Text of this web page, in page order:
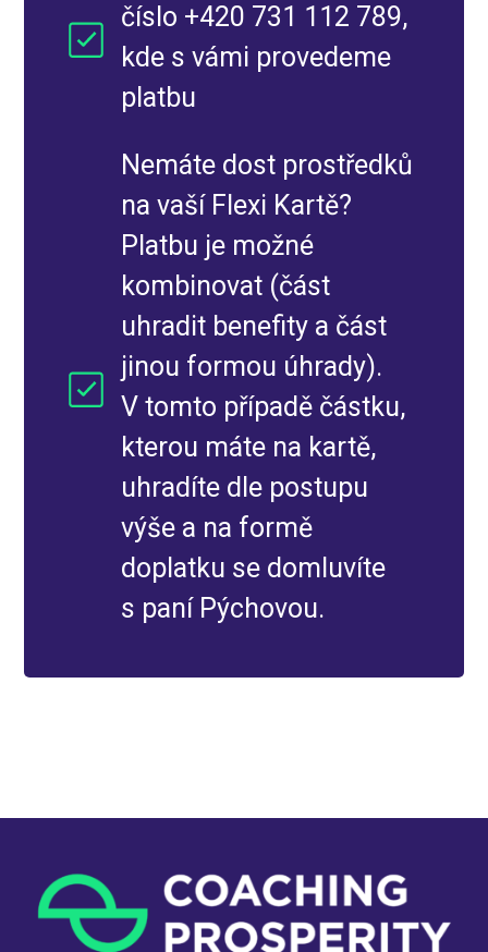
číslo +420 731 112 789,
kde s vámi provedeme
platbu
Nemáte dost prostředků
na vaší Flexi Kartě?
Platbu je možné
kombinovat (část
uhradit benefity a část
jinou formou úhrady).
V tomto případě částku,
kterou máte na kartě,
uhradíte dle postupu
výše a na formě
doplatku se domluvíte
s paní Pýchovou.